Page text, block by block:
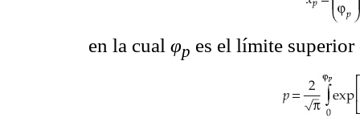
en la cual φp es el límite